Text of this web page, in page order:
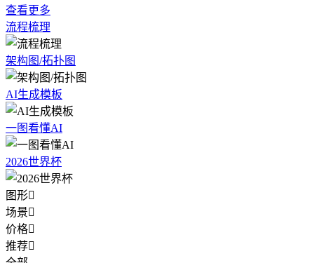
查看更多
流程梳理
架构图/拓扑图
AI生成模板
一图看懂AI
2026世界杯
图形
场景
价格
推荐